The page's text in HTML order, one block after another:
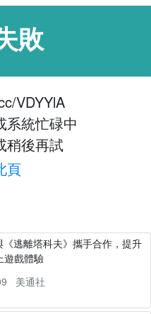
敗
VDYYlA
系統忙碌中
稍後再試
頁
逃離塔科夫》攜手合作，提升
遊戲體驗
美通社